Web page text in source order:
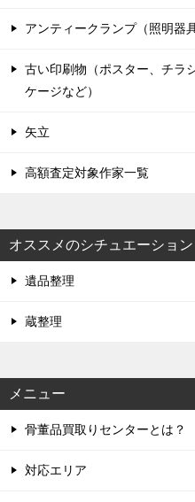
アンティークランプ（照明器具
古い印刷物（ポスター、チラ
ケージなど）
矢立
高額査定対象作家一覧
オススメのシチュエーション
遺品整理
蔵整理
メニュー
骨董品買取りセンターとは？
対応エリア